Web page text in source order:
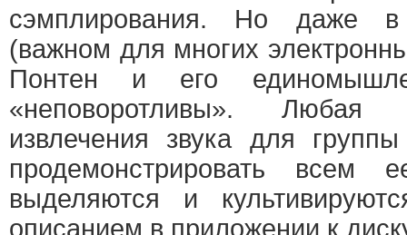
сэмплирования. Но даже в
(важном для многих
Понтен и его
«неповоротливы». Любая
извлечения звука для
продемонстрировать всем
выделяются и
описанием в приложении к